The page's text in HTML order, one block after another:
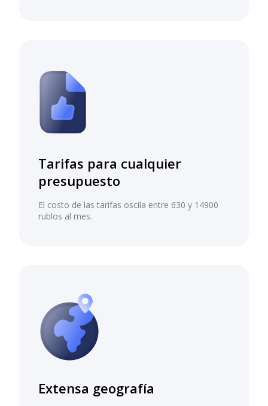
Tarifas para cualquier
presupuesto
El costo de las tarifas oscila entre 630 y 14900
rublos al mes.
Extensa geografía